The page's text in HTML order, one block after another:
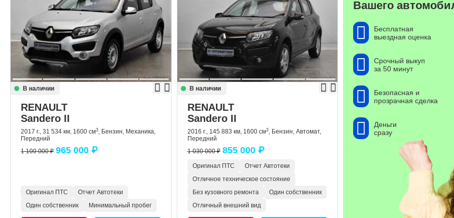
В наличии
RENAULT
Sandero II
2017 г., 31 534 км, 1600 см3, Бензин, Механика,
Передний
1 100 000 ₽ 965 000 ₽
Оригинал ПТС
Отчет Автотеки
Один собственник
Минимальный пробег
В наличии
RENAULT
Sandero II
2016 г., 145 883 км, 1600 см3, Бензин, Автомат,
Передний
1 030 000 ₽ 855 000 ₽
Оригинал ПТС
Отчет Автотеки
Отличное техническое состояние
Без кузовного ремонта
Один собственник
Отличный внешний вид
Вашего
Бесплатная
выездная оценка
Срочный выкуп
за 50 минут
Безопасная и
прозрачная сделка
Деньги
сразу